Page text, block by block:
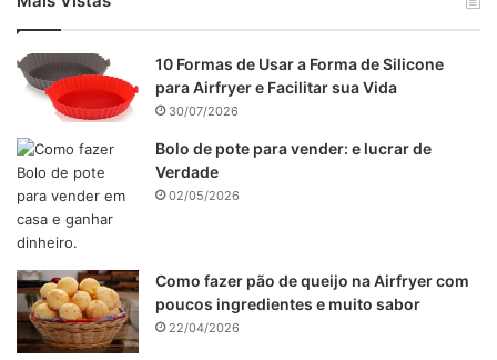
dissolver o caramelo e formar uma calda. Desligue o fogo,
deixe esfriar levemente e despeje em uma assadeira de
furo no meio.
Pudim:Hidrate a gelatina na água. Numa panela, coloque o
leite, as gemas, as raspas de laranja e o leite condensado.
Leve ao fogo médio, mexendo sempre. Não deixe levantar
fervura.
10 Formas de Usar a Forma de Silicone
para Airfryer e Facilitar sua Vida
30/07/2026
Bolo de pote para vender: e lucrar de
Verdade
02/05/2026
Como fazer pão de queijo na Airfryer com
poucos ingredientes e muito sabor
22/04/2026